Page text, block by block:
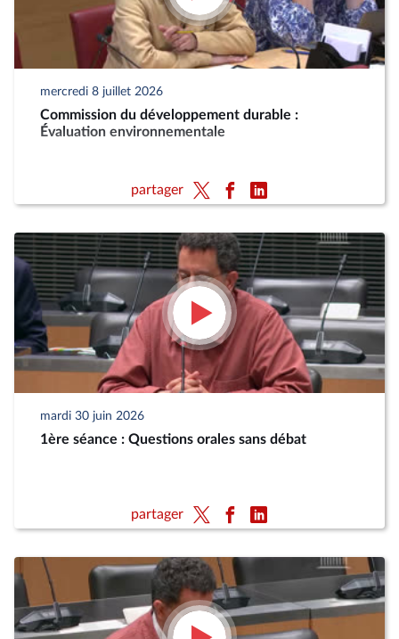
mercredi 8 juillet 2026
Commission du développement durable :
Évaluation environnementale
partager
mardi 30 juin 2026
1ère séance : Questions orales sans débat
partager